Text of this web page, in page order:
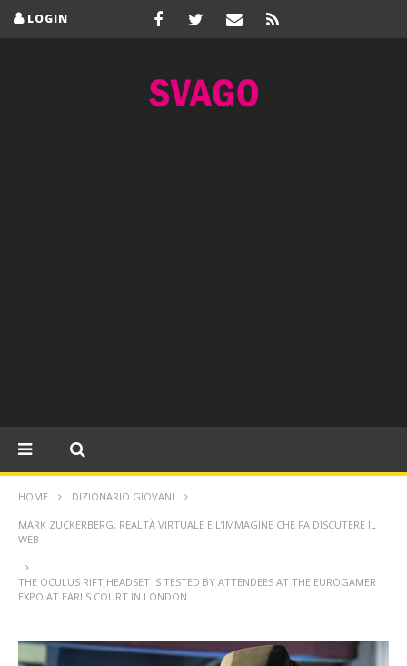
LOGIN
HOME DIZIONARIO GIOVANI
MARK ZUCKERBERG, REALTÀ VIRTUALE E L’IMMAGINE CHE FA DISCUTERE IL
WEB
THE OCULUS RIFT HEADSET IS TESTED BY ATTENDEES AT THE EUROGAMER
EXPO AT EARLS COURT IN LONDON.